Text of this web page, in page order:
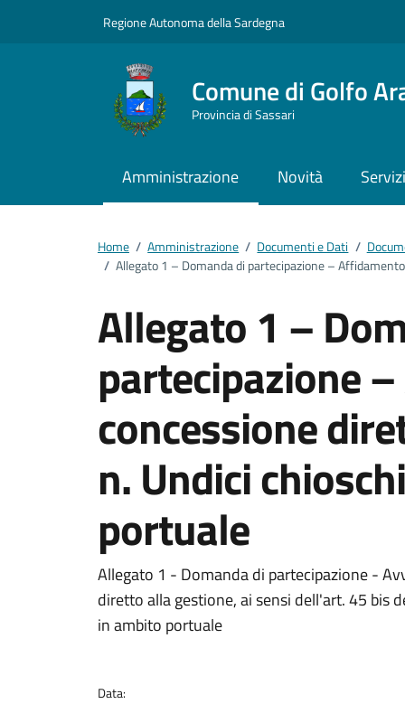
Regione Autonoma della Sardegna
Comune di Golfo
Provincia di Sassari
Amministrazione Novità Servizi
Home / Amministrazione / Documenti e Dati /
/ Allegato 1 – Domanda di partecipazione –
Allegato 1 –
partecipazione
concessione
n. Undici
portuale
Dettagli del
Allegato 1 - Domanda di partecipazione -
diretto alla gestione, ai sensi dell'art. 45 bis
in ambito portuale
Data: